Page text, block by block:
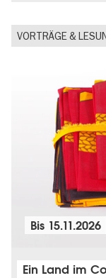
VORTRÄGE &
Bis 15.11.2026
Ein Land im